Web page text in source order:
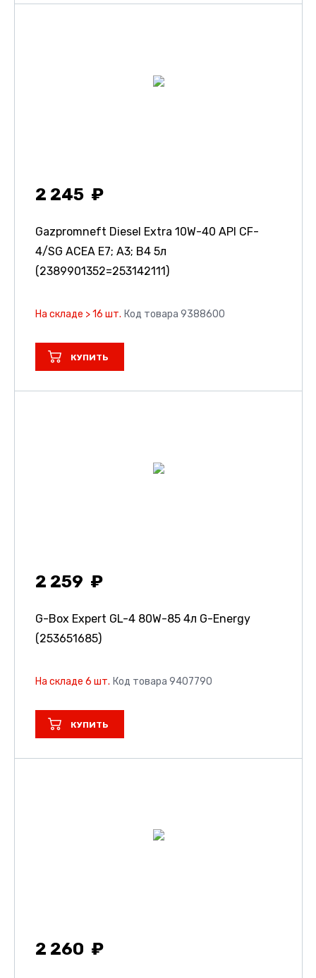
2 245
Gazpromneft Diesel Extra 10W-40 API CF-
4/SG ACEA E7; A3; B4 5л
(2389901352=253142111)
На складе > 16 шт. Код товара 9388600
КУПИТЬ
2 259
G-Box Expert GL-4 80W-85 4л G-Energy
(253651685)
На складе 6 шт. Код товара 9407790
КУПИТЬ
2 260